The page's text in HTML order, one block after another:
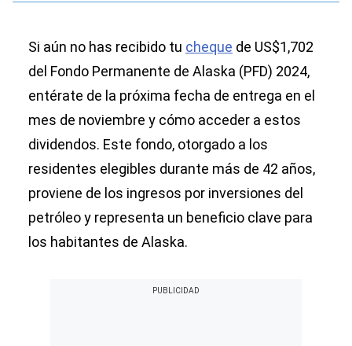
Si aún no has recibido tu cheque de US$1,702
del Fondo Permanente de Alaska (PFD) 2024,
entérate de la próxima fecha de entrega en el
mes de noviembre y cómo acceder a estos
dividendos. Este fondo, otorgado a los
residentes elegibles durante más de 42 años,
proviene de los ingresos por inversiones del
petróleo y representa un beneficio clave para
los habitantes de Alaska.